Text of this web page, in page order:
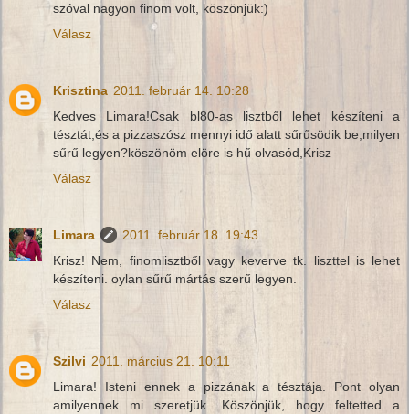
szóval nagyon finom volt, köszönjük:)
Válasz
Krisztina 2011. február 14. 10:28
Kedves Limara!Csak bl80-as lisztből lehet készíteni a
tésztát,és a pizzaszósz mennyi idő alatt sűrűsödik be,milyen
sűrű legyen?köszönöm elöre is hű olvasód,Krisz
Válasz
Limara
2011. február 18. 19:43
Krisz! Nem, finomlisztből vagy keverve tk. liszttel is lehet
készíteni. oylan sűrű mártás szerű legyen.
Válasz
Szilvi 2011. március 21. 10:11
Limara! Isteni ennek a pizzának a tésztája. Pont olyan
amilyennek mi szeretjük. Köszönjük, hogy feltetted a